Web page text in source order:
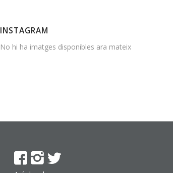
INSTAGRAM
No hi ha imatges disponibles ara mateix